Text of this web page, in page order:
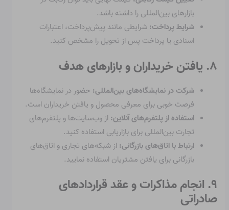
بازارهای بین‌المللی را داشته باشد.
شرایط پرداخت: شرایطی مانند پیش‌پرداخت، اعتبارات
اسنادی یا پرداخت پس از تحویل را مشخص کنید.
۸. یافتن خریداران و بازارهای هدف
شرکت در نمایشگاه‌های بین‌المللی: حضور در نمایشگاه‌ها
فرصت خوبی برای معرفی محصول و یافتن خریداران است.
استفاده از پلتفرم‌های آنلاین: از وب‌سایت‌ها و پلتفرم‌های
تجارت بین‌المللی برای بازاریابی استفاده کنید.
ارتباط با اتاق‌های بازرگانی: از شبکه‌های تجاری و اتاق‌های
بازرگانی برای یافتن مشتریان استفاده نمایید.
۹. انجام مذاکرات و عقد قراردادهای
صادراتی